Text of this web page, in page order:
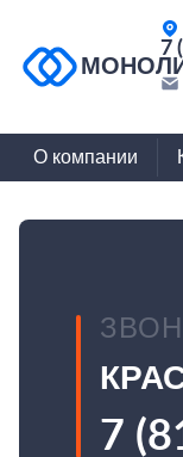
7
О компании
7